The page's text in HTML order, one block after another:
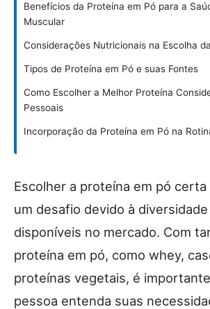
Benefícios da Proteína em Pó para a
Muscular
Considerações Nutricionais na Escolha
Tipos de Proteína em Pó e suas Fontes
Como Escolher a Melhor Proteína
Pessoais
Incorporação da Proteína em Pó na
Escolher a proteína em pó
um desafio devido à
disponíveis no mercado. Com
proteína em pó, como whey,
proteínas vegetais, é
pessoa entenda suas